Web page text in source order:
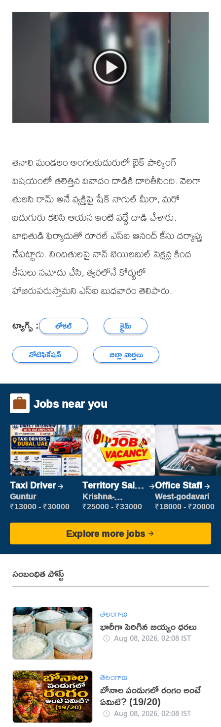
తెనాలి మండలం అంగలకుదురులో బైక్ పార్కింగ్
విషయంలో తలెత్తిన వివాదం దాడికి దారితీసింది. వెలగా
తులసి రామ్ అనే వ్యక్తిపై షేక్ నాగుల్ మీరా, మరో
ఐదుగురు కలిసి ఆయన ఇంటి వద్దే దాడి చేశారు.
బాధితుడి ఫిర్యాదుతో రూరల్ ఎస్ఐ ఆనంద్ కేసు దర్యాప్తు
చేపట్టారు. నిందితులపై నాన్ బెయిలబుల్ సెక్షన్ల కింద
కేసులు నమోదు చేసి, త్వరలోనే కోర్టులో
హాజరుపరుస్తామని ఎస్ఐ బుధవారం తెలిపారు.
ట్యాగ్స్ : లోకల్
క్రైమ్
నోటిఫికేషన్
జిల్లా వార్తలు
Jobs near you
Taxi Driver
Guntur
₹13000 - ₹30000
Territory Sales
Manager
Krishna-
vijayawada
₹25000 - ₹33000
Office Staff
West-godavari
₹18000 - ₹20000
Explore more jobs
సంబంధిత పోస్ట్
తెలంగాణ
భారీగా పెరిగిన బియ్యం ధరలు
Aug 08, 2026, 02:08 IST
తెలంగాణ
బోనాల పండుగలో రంగం అంటే
ఏమిటి? (19/20)
Aug 08, 2026, 02:08 IST